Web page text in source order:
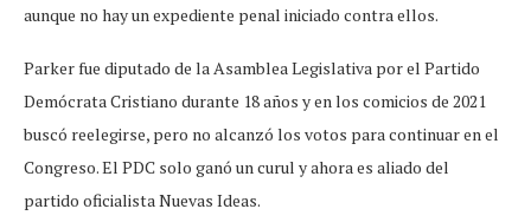
aunque no hay un expediente penal iniciado contra ellos.
Parker fue diputado de la Asamblea Legislativa por el Partido
Demócrata Cristiano durante 18 años y en los comicios de 2021
buscó reelegirse, pero no alcanzó los votos para continuar en el
Congreso. El PDC solo ganó un curul y ahora es aliado del
partido oficialista Nuevas Ideas.